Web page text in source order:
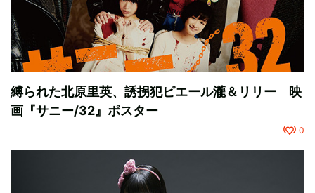
縛られた北原里英、誘拐犯ピエール瀧＆リリー 映
画『サニー/32』ポスター
0